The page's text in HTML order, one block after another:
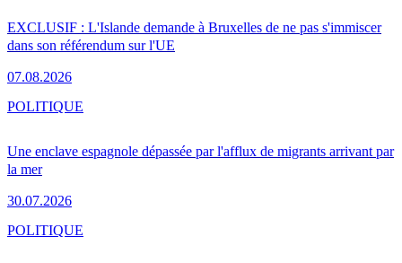
EXCLUSIF : L'Islande demande à Bruxelles de ne pas s'immiscer
dans son référendum sur l'UE
07.08.2026
Une enclave espagnole dépassée par l'afflux de migrants arrivant par
la mer
30.07.2026
POLITIQUE
POLITIQUE